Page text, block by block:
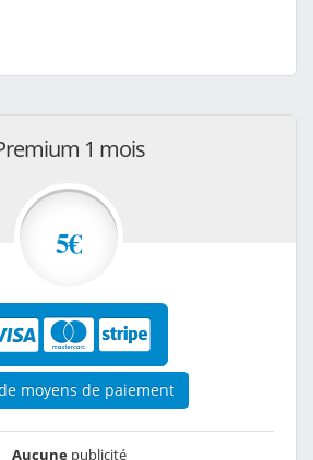
1 mois
5€
moyens de paiement
Aucunepublicité